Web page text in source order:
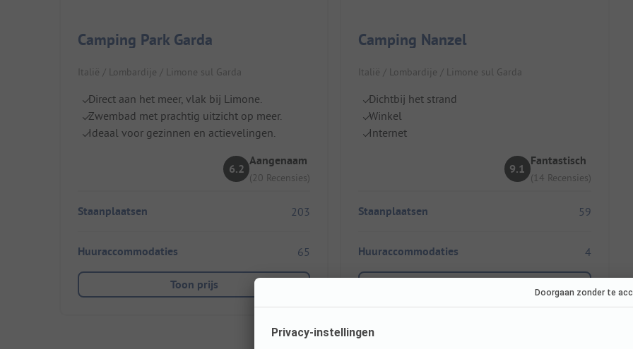
Camping Park Garda
Italië / Lombardije / Limone sul Garda
Direct aan het meer, vlak bij Limone.
Zwembad met prachtig uitzicht op meer.
Ideaal voor gezinnen en actievelingen.
6.2
Aangenaam
(20 Recensies)
Staanplaatsen 203
Huuraccommodaties 65
Toon prijs
Camping Nanzel
Italië / Lombardije / Limone sul Garda
Dichtbij het strand
Winkel
Internet
9.1
Fantastisch
(14 Recensies)
Staanplaatsen 59
Huuraccommodaties 4